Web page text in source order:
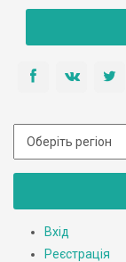
Вхід
Реєстрація